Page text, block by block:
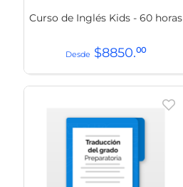
Curso de Inglés Kids - 60 horas
$8850.00